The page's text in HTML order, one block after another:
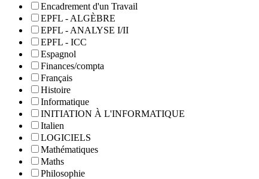
Encadrement d'un Travail
EPFL - ALGÈBRE
EPFL - ANALYSE I/II
EPFL - ICC
Espagnol
Finances/compta
Français
Histoire
Informatique
INITIATION À L'INFORMATIQUE
Italien
LOGICIELS
Mathématiques
Maths
Philosophie